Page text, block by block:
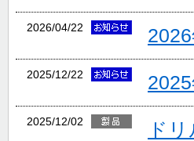
2026/04/22
2025/12/22
2025/12/02 ド